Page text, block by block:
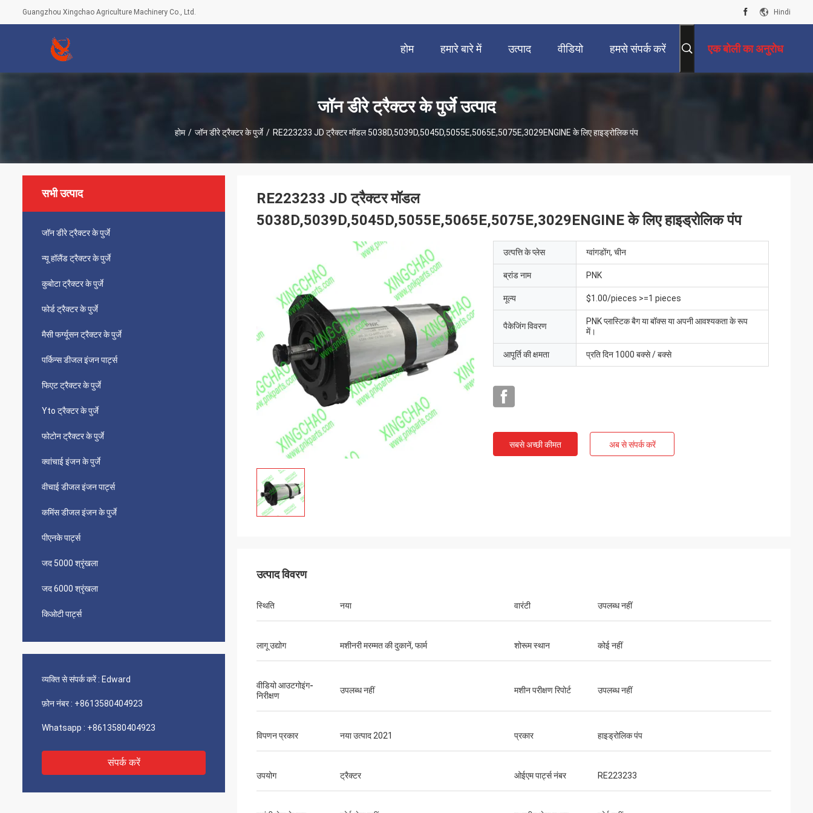
Guangzhou Xingchao Agriculture Machinery Co., Ltd. Hindi
होम हमारे बारे में उत्पाद वीडियो हमसे संपर्क करें एक बोली का अनुरोध
जॉन डीरे ट्रैक्टर के पुर्जे उत्पाद
होम / जॉन डीरे ट्रैक्टर के पुर्जे / RE223233 JD ट्रैक्टर मॉडल 5038D,5039D,5045D,5055E,5065E,5075E,3029ENGINE के लिए हाइड्रोलिक पंप
सभी उत्पाद
जॉन डीरे ट्रैक्टर के पुर्जे
न्यू हॉलैंड ट्रैक्टर के पुर्जे
कुबोटा ट्रैक्टर के पुर्जे
फोर्ड ट्रैक्टर के पुर्जे
मैसी फर्ग्यूसन ट्रैक्टर के पुर्जे
पर्किन्स डीजल इंजन पार्ट्स
फिएट ट्रैक्टर के पुर्जे
Yto ट्रैक्टर के पुर्जे
फोटोन ट्रैक्टर के पुर्जे
क्वांचाई इंजन के पुर्जे
वीचाई डीजल इंजन पार्ट्स
कमिंस डीजल इंजन के पुर्जे
पीएनके पार्ट्स
जद 5000 श्रृंखला
जद 6000 श्रृंखला
किओटी पार्ट्स
व्यक्ति से संपर्क करें : Edward
फ़ोन नंबर : +8613580404923
Whatsapp : +8613580404923
संपर्क करें
RE223233 JD ट्रैक्टर मॉडल
5038D,5039D,5045D,5055E,5065E,5075E,3029ENGINE के लिए हाइड्रोलिक पंप
उत्पत्ति के प्लेस ग्वांगडोंग, चीन
ब्रांड नाम PNK
मूल्य $1.00/pieces >=1 pieces
पैकेजिंग विवरण
PNK प्लास्टिक बैग या बॉक्स या अपनी आवश्यकता के रूप
में।
आपूर्ति की क्षमता प्रति दिन 1000 बक्से / बक्से
सबसे अच्छी कीमत अब से संपर्क करें
उत्पाद विवरण
स्थिति नया वारंटी उपलब्ध नहीं
लागू उद्योग मशीनरी मरम्मत की दुकानें, फार्म शोरूम स्थान कोई नहीं
वीडियो आउटगोइंग-
निरीक्षण
उपलब्ध नहीं मशीन परीक्षण रिपोर्ट उपलब्ध नहीं
विपणन प्रकार नया उत्पाद 2021 प्रकार हाइड्रोलिक पंप
उपयोग ट्रैक्टर ओईएम पार्ट्स नंबर RE223233